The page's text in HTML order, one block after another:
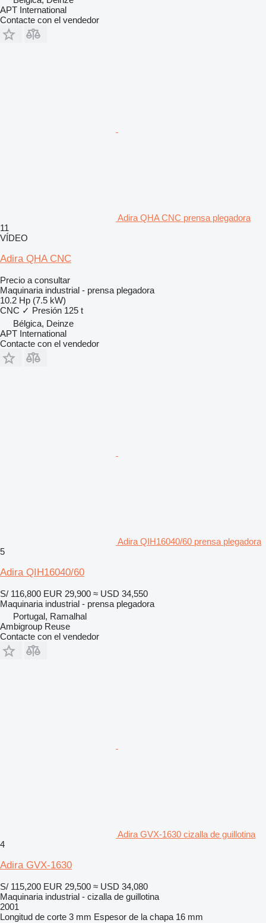
APT International
Contacte con el vendedor
Adira QHA CNC prensa plegadora
11
VÍDEO
Adira QHA CNC
Precio a consultar
Maquinaria industrial - prensa plegadora
10.2 Hp (7.5 kW)
CNC ✓ Presión 125 t
Bélgica, Deinze
APT International
Contacte con el vendedor
Adira QIH16040/60 prensa plegadora
5
Adira QIH16040/60
S/ 116,800 EUR 29,900 ≈ USD 34,550
Maquinaria industrial - prensa plegadora
Portugal, Ramalhal
Ambigroup Reuse
Contacte con el vendedor
Adira GVX-1630 cizalla de guillotina
4
Adira GVX-1630
S/ 115,200 EUR 29,500 ≈ USD 34,080
Maquinaria industrial - cizalla de guillotina
2001
Longitud de corte 3 mm Espesor de la chapa 16 mm